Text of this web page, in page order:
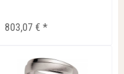
803,07 € *